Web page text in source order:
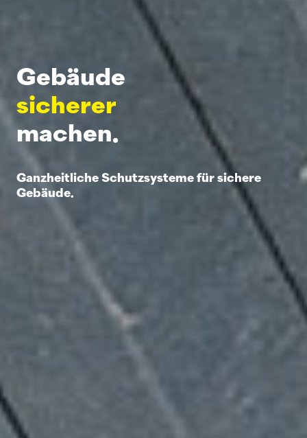
Gebäude
sicherer
machen.
Ganzheitliche Schutzsysteme für sichere
Gebäude.